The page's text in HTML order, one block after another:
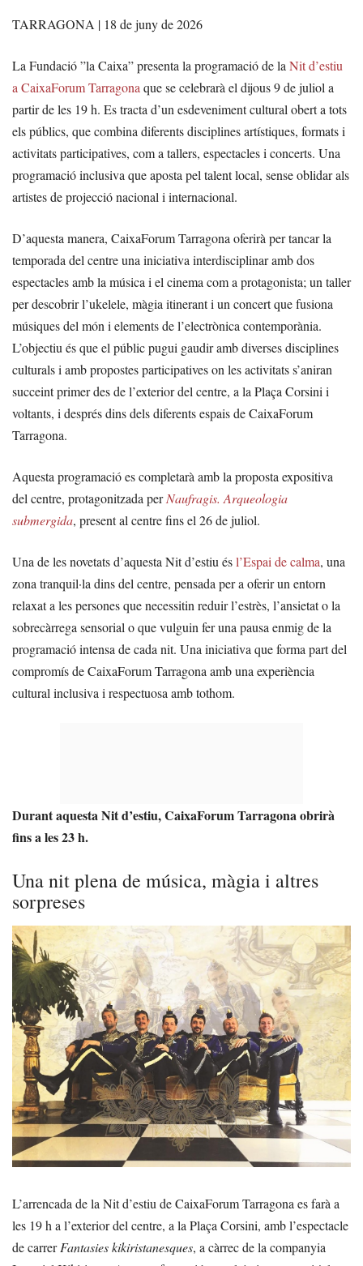
TARRAGONA | 18 de juny de 2026
La Fundació ”la Caixa” presenta la programació de la Nit d’estiu
a CaixaForum Tarragona que se celebrarà el dijous 9 de juliol a
partir de les 19 h. Es tracta d’un esdeveniment cultural obert a tots
els públics, que combina diferents disciplines artístiques, formats i
activitats participatives, com a tallers, espectacles i concerts. Una
programació inclusiva que aposta pel talent local, sense oblidar als
artistes de projecció nacional i internacional.
D’aquesta manera, CaixaForum Tarragona oferirà per tancar la
temporada del centre una iniciativa interdisciplinar amb dos
espectacles amb la música i el cinema com a protagonista; un taller
per descobrir l’ukelele, màgia itinerant i un concert que fusiona
músiques del món i elements de l’electrònica contemporània.
L’objectiu és que el públic pugui gaudir amb diverses disciplines
culturals i amb propostes participatives on les activitats s’aniran
succeint primer des de l’exterior del centre, a la Plaça Corsini i
voltants, i després dins dels diferents espais de CaixaForum
Tarragona.
Aquesta programació es completarà amb la proposta expositiva
del centre, protagonitzada perNaufragis. Arqueologia
submergida, present al centre fins el 26 de juliol.
Una de les novetats d’aquesta Nit d’estiu ésl’Espai de calma, una
zona tranquil·la dins del centre, pensada per a oferir un entorn
relaxat a les persones que necessitin reduir l’estrès, l’ansietat o la
sobrecàrrega sensorial o que vulguin fer una pausa enmig de la
programació intensa de cada nit. Una iniciativa que forma part del
compromís de CaixaForum Tarragona amb una experiència
cultural inclusiva i respectuosa amb tothom.
Durant aquesta Nit d’estiu, CaixaForum Tarragona obrirà
fins a les 23 h.
Una nit plena de música, màgia i altres
sorpreses
L’arrencada de la Nit d’estiu de CaixaForum Tarragona es farà a
les 19 h a l’exterior del centre, a la Plaça Corsini, amb l’espectacle
de carrerFantasies kikiristanesques, a càrrec de la companyia